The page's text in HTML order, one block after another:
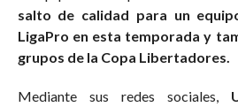
salto de calidad para un
LigaPro en esta temporada y
grupos de la Copa Libertadores.
Mediante sus redes sociales,